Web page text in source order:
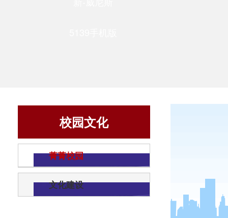
校园文化
菁菁校园
文化建设